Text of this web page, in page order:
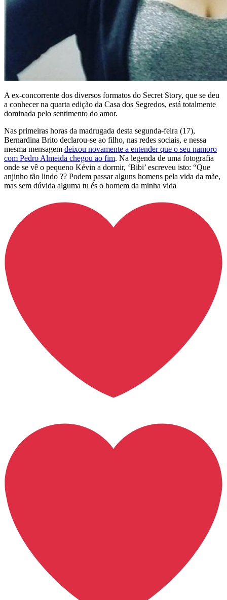
A ex-concorrente dos diversos formatos do Secret Story, que se deu
a conhecer na quarta edição da Casa dos Segredos, está totalmente
dominada pelo sentimento do amor.
Nas primeiras horas da madrugada desta segunda-feira (17),
Bernardina Brito declarou-se ao filho, nas redes sociais, e nessa
mesma mensagem deixou novamente a entender que o seu namoro
com Pedro Almeida chegou ao fim. Na legenda de uma fotografia
onde se vê o pequeno Kévin a dormir, ‘Bibi’ escreveu isto: “Que
anjinho tão lindo ?? Podem passar alguns homens pela vida da mãe,
mas sem dúvida alguma tu és o homem da minha vida